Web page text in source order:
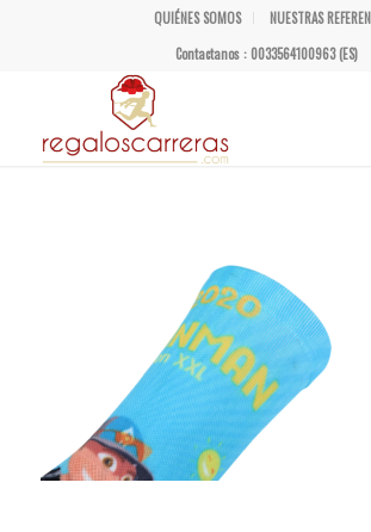
QUIÉNES SOMOS
NUESTRAS
Contactanos : 0033564100963 (ES)